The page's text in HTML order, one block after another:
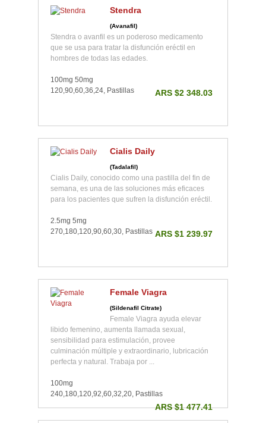
Stendra
(Avanafil)
Stendra o avanfil es un poderoso medicamento
que se usa para tratar la disfunción eréctil en
hombres de todas las edades.
100mg 50mg
120,90,60,36,24, Pastillas
ARS $2 348.03
Cialis Daily
(Tadalafil)
Cialis Daily, conocido como una pastilla del fin de
semana, es una de las soluciones más eficaces
para los pacientes que sufren la disfunción eréctil.
2.5mg 5mg
270,180,120,90,60,30, Pastillas ARS $1 239.97
Female Viagra
(Sildenafil Citrate)
Female Viagra ayuda elevar
libido femenino, aumenta llamada sexual,
sensibilidad para estimulación, provee
culminación múltiple y extraordinario, lubricación
perfecta y natural. Trabaja por ...
100mg
240,180,120,92,60,32,20, Pastillas
ARS $1 477.41